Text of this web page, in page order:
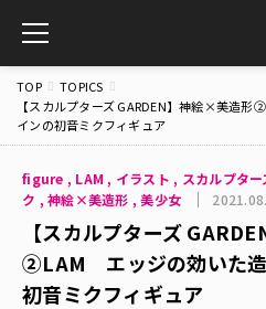
toggle
navigation
TOP
TOPICS
【スカルプターズ GARDEN】神絵×美造
インの初音ミクフィギュア
figure , LAM , イラスト , スカルプタ
ク ,神絵×美造形 ,美少女
【スカルプターズ
②LAM エッジの効いた造
初音ミクフィギュア